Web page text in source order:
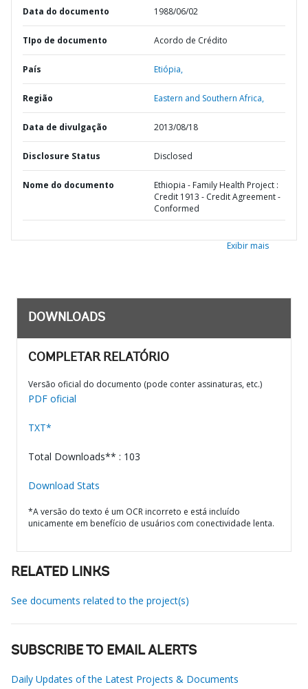
Data do documento 1988/06/02
TIpo de documento Acordo de Crédito
País Etiópia,
Região Eastern and Southern Africa,
Data de divulgação 2013/08/18
Disclosure Status Disclosed
Nome do documento
Ethiopia - Family Health Project :
Credit 1913 - Credit Agreement -
Conformed
Exibir mais
DOWNLOADS
COMPLETAR RELATÓRIO
Versão oficial do documento (pode conter assinaturas, etc.)
PDF oficial
TXT*
Total Downloads** : 103
Download Stats
*A versão do texto é um OCR incorreto e está incluído
unicamente em benefício de usuários com conectividade lenta.
RELATED LINKS
See documents related to the project(s)
SUBSCRIBE TO EMAIL ALERTS
Daily Updates of the Latest Projects & Documents